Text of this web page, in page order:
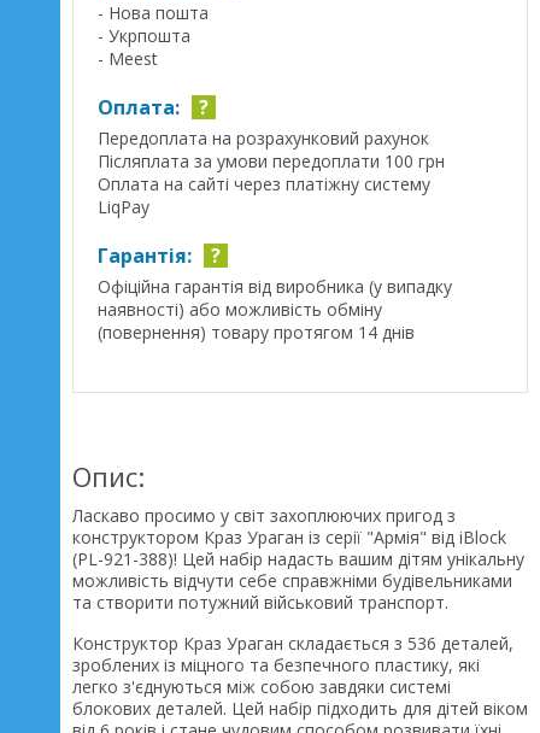
- Нова пошта
- Укрпошта
- Meest
Оплата: ?
Передоплата на розрахунковий рахунок
Післяплата за умови передоплати 100 грн
Оплата на сайті через платіжну систему
LiqPay
Гарантія: ?
Офіційна гарантія від виробника (у випадку
наявності) або можливість обміну
(повернення) товару протягом 14 днів
Опис:
Ласкаво просимо у світ захоплюючих пригод з
конструктором Краз Ураган із серії "Армія" від iBlock
(PL-921-388)! Цей набір надасть вашим дітям унікальну
можливість відчути себе справжніми будівельниками
та створити потужний військовий транспорт.
Конструктор Краз Ураган складається з 536 деталей,
зроблених із міцного та безпечного пластику, які
легко з'єднуються між собою завдяки системі
блокових деталей. Цей набір підходить для дітей віком